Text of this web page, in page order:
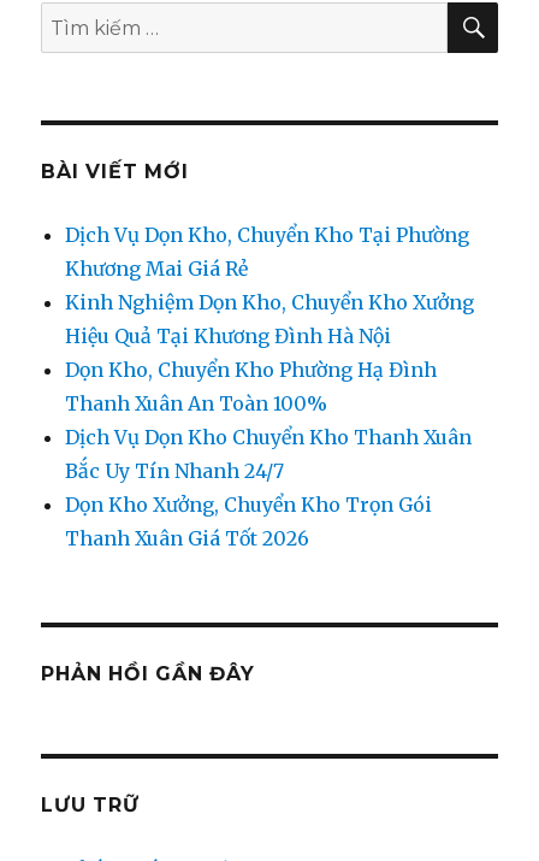
Tìm
kiếm:
TÌM
BÀI VIẾT MỚI
Dịch Vụ Dọn Kho, Chuyển Kho Tại Phường
Khương Mai Giá Rẻ
Kinh Nghiệm Dọn Kho, Chuyển Kho Xưởng
Hiệu Quả Tại Khương Đình Hà Nội
Dọn Kho, Chuyển Kho Phường Hạ Đình
Thanh Xuân An Toàn 100%
Dịch Vụ Dọn Kho Chuyển Kho Thanh Xuân
Bắc Uy Tín Nhanh 24/7
Dọn Kho Xưởng, Chuyển Kho Trọn Gói
Thanh Xuân Giá Tốt 2026
PHẢN HỒI GẦN ĐÂY
LƯU TRỮ